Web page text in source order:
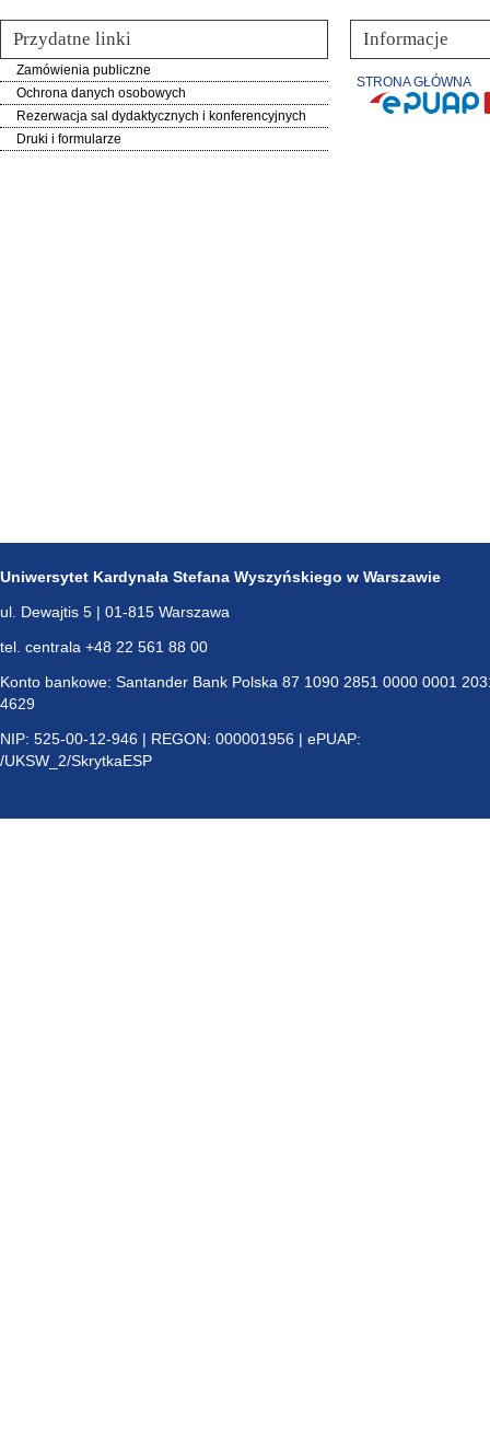
Przydatne linki
Zamówienia publiczne
Ochrona danych osobowych
Rezerwacja sal dydaktycznych i konferencyjnych
Druki i formularze
Informacje
STRONA GŁÓWNA
Uniwersytet Kardynała Stefana Wyszyńskiego w Warszawie
ul. Dewajtis 5 | 01-815 Warszawa
tel. centrala +48 22 561 88 00
Konto bankowe: Santander Bank Polska 87 1090 2851 0000 0001
4629
NIP: 525-00-12-946 | REGON: 000001956 | ePUAP:
/UKSW_2/SkrytkaESP